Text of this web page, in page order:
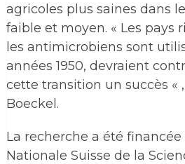
agricoles plus saines dans
faible et moyen. « Les pays
les antimicrobiens sont
années 1950, devraient
cette transition un succès «
Boeckel.
La recherche a été
Nationale Suisse de la